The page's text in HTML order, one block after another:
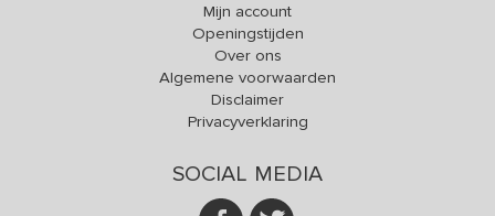
Mijn account
Openingstijden
Over ons
Algemene voorwaarden
Disclaimer
Privacyverklaring
SOCIAL MEDIA